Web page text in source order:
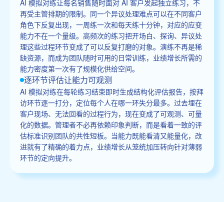
AI 模拟对练让每名销售随时面对 AI 客户发起独立练习，不
再受主管排期的限制。同一个异议处理难点可以在不同客户
角色下反复出现，一周练一次和每天练十分钟，对应的应变
能力不在一个量级。高频次的练习把开场白、探询、异议处
理这些过程环节变成了可以反复打磨的对象。演练不再是稀
缺资源，而成为团队随时可用的日常训练，业绩增长所需的
能力密度第一次有了规模化供给空间。
逐环节评估让能力可观测
AI 模拟对练在每轮练习结束即时生成结构化评估报告，按拜
访环节逐一打分，定位每个人在哪一环失分最多。过去埋在
客户现场、无法回看的过程行为，现在变成了可观测、可量
化的数据。管理者不必再依赖印象判断，而是看着一致的评
估标准识别团队的共性短板。当能力既能看清又能量化，改
进就有了精确的着力点，业绩增长从笼统加压转向针对薄弱
环节的定向提升。